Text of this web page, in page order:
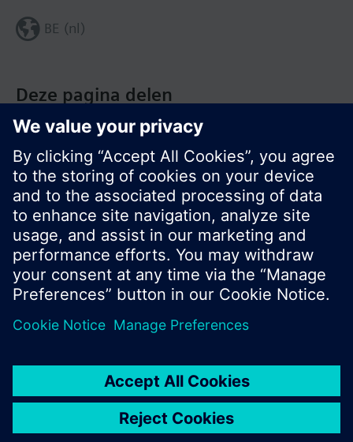
Deze pagina delen
BE (nl)
© Siemens Nederland N.V. 2017
Productportfolio en prijzen kunnen variëren per
Bescherming persoonsgegevens
Gebruikershandleiding